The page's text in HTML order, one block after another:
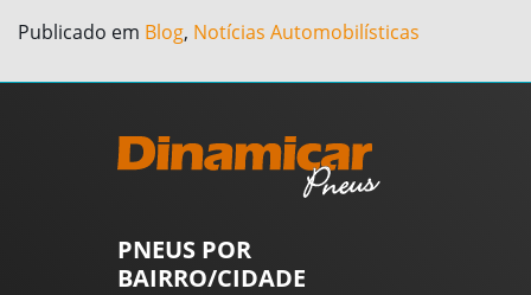
Publicado em Blog, Notícias Automobilísticas
PNEUS POR
BAIRRO/CIDADE